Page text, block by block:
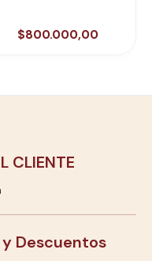
$800.000,00
CLIENTE
Descuentos